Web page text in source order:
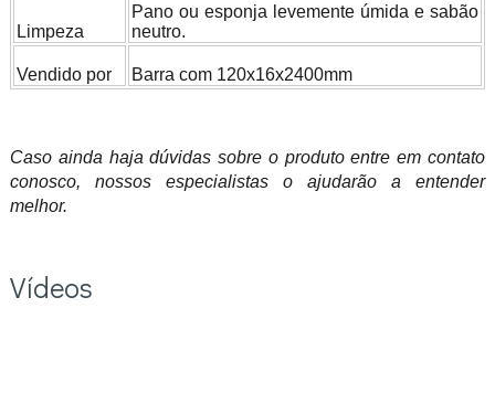
Limpeza
Pano ou esponja levemente úmida e sabão
neutro.
Vendido por Barra com 120x16x2400mm
Caso ainda haja dúvidas sobre o produto entre em contato
conosco, nossos especialistas o ajudarão a entender
melhor.
Vídeos